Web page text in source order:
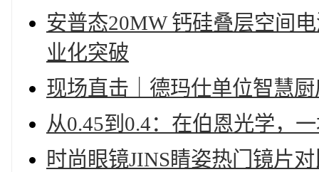
安普态20MW 钙硅叠层空间
业化突破
现场直击｜德玛仕单位智慧
从0.45到0.4：在伯恩光学，
时尚眼镜JINS睛姿热门镜片